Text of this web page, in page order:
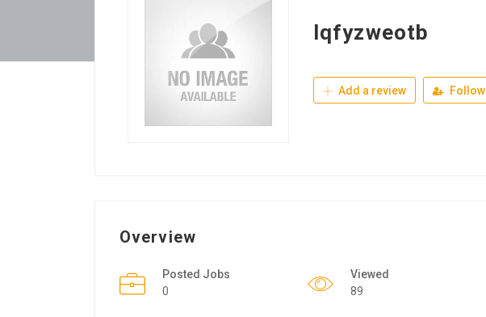
lqfyzweotb
Add a review Follow
Overview
Posted Jobs
0
Viewed
89